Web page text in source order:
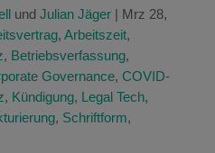
und Julian Jäger| Mrz 28,
, Arbeitszeit,
, Betriebsverfassung,
Governance, COVID-
, Kündigung, Legal Tech,
, Schriftform,